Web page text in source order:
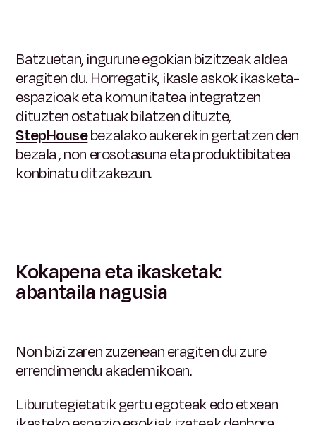
Batzuetan, ingurune egokian bizitzeak aldea
eragiten du. Horregatik, ikasle askok ikasketa-
espazioak eta komunitatea integratzen
dituzten ostatuak bilatzen dituzte,
StepHousebezalako aukerekin gertatzen den
bezala, non erosotasuna eta produktibitatea
konbinatu ditzakezun.
Kokapena eta ikasketak:
abantaila nagusia
Non bizi zaren zuzenean eragiten du zure
errendimendu akademikoan.
Liburutegietatik gertu egoteak edo etxean